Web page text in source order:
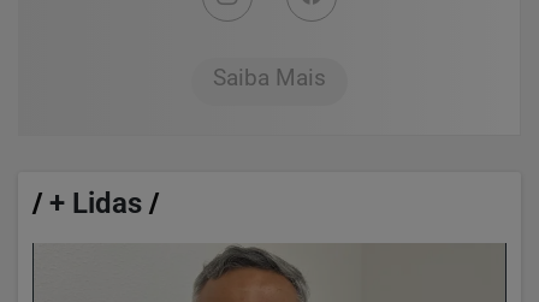
Saiba Mais
/ + Lidas /